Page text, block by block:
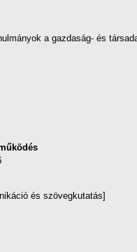
a gazdaság- és
és szövegkutatás]